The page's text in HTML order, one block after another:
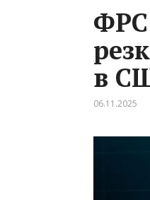
ФРС
в
06.11.2025